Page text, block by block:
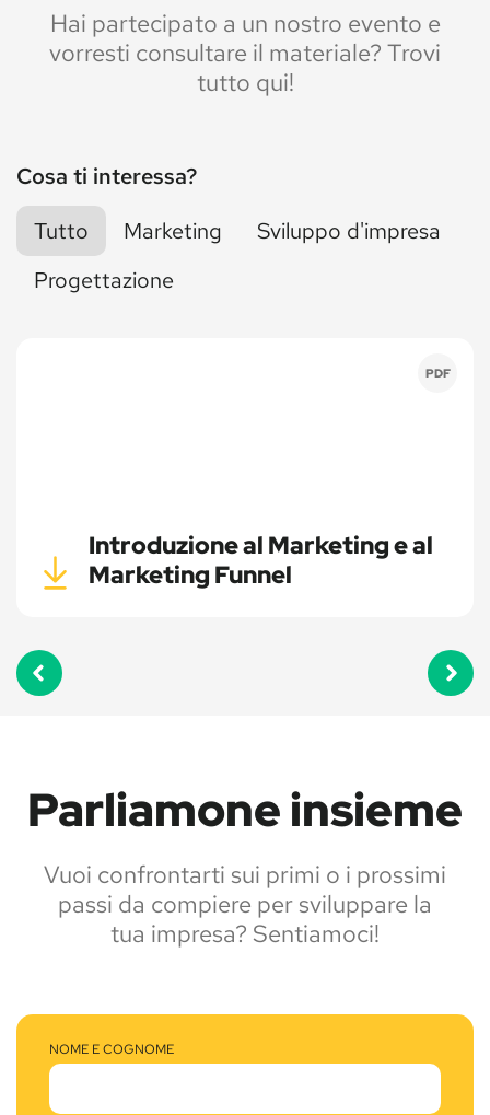
Hai partecipato a un nostro evento e
vorresti consultare il materiale? Trovi
tutto qui!
Cosa ti interessa?
Tutto
Marketing
Sviluppo d'impresa
Progettazione
PDF
Introduzione al Marketing e al
Marketing Funnel
Parliamone insieme
Vuoi confrontarti sui primi o i prossimi
passi da compiere per sviluppare la
tua impresa? Sentiamoci!
NOME E COGNOME